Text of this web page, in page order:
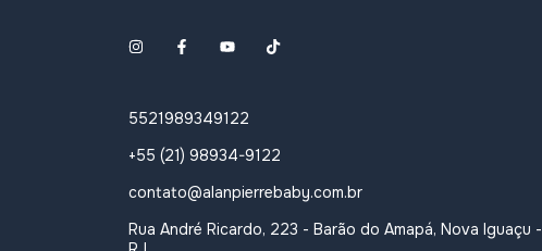
5521989349122
+55 (21) 98934-9122
contato@alanpierrebaby.com.br
Rua André Ricardo, 223 - Barão do Amapá, Nova Iguaçu -